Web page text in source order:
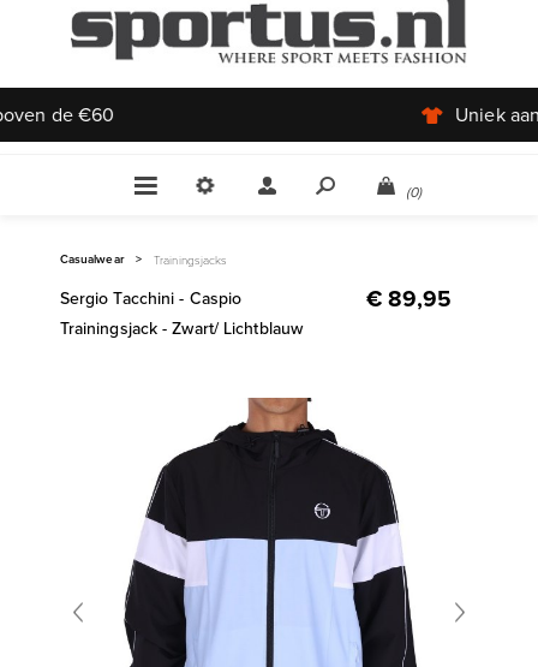
(0)
Casualwear > Trainingsjacks
Sergio Tacchini - Caspio
Trainingsjack - Zwart/ Lichtblauw
€ 89,95